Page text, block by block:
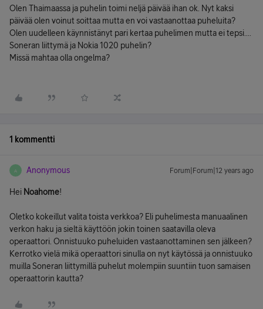
Olen Thaimaassa ja puhelin toimi neljä päivää ihan ok. Nyt kaksi
päivää olen voinut soittaa mutta en voi vastaanottaa puheluita?
Olen uudelleen käynnistänyt pari kertaa puhelimen mutta ei tepsi....
Soneran liittymä ja Nokia 1020 puhelin?
Missä mahtaa olla ongelma?
1 kommentti
A Anonymous Forum|Forum|12 years ago
Hei Noahome!
Oletko kokeillut valita toista verkkoa? Eli puhelimesta manuaalinen
verkon haku ja sieltä käyttöön jokin toinen saatavilla oleva
operaattori. Onnistuuko puheluiden vastaanottaminen sen jälkeen?
Kerrotko vielä mikä operaattori sinulla on nyt käytössä ja onnistuuko
muilla Soneran liittymillä puhelut molempiin suuntiin tuon samaisen
operaattorin kautta?